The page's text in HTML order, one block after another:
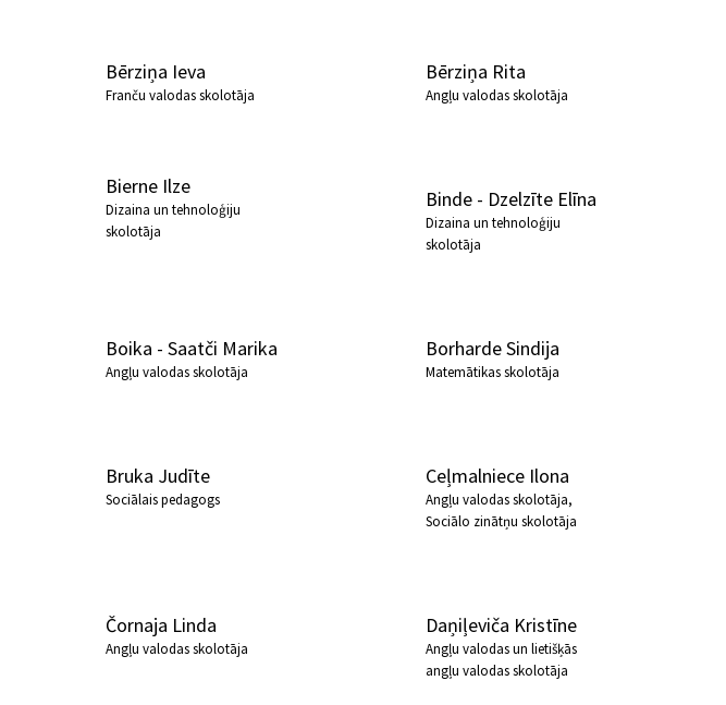
Bērziņa Ieva
Franču valodas skolotāja
Bērziņa Rita
Angļu valodas skolotāja
Bierne Ilze
Dizaina un tehnoloģiju
skolotāja
Binde - Dzelzīte Elīna
Dizaina un tehnoloģiju
skolotāja
Boika - Saatči Marika
Angļu valodas skolotāja
Borharde Sindija
Matemātikas skolotāja
Bruka Judīte
Sociālais pedagogs
Ceļmalniece Ilona
Angļu valodas skolotāja,
Sociālo zinātņu skolotāja
Čornaja Linda
Angļu valodas skolotāja
Daņiļeviča Kristīne
Angļu valodas un lietišķās
angļu valodas skolotāja